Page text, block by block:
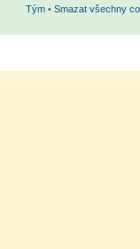
Tým • Smazat všechny